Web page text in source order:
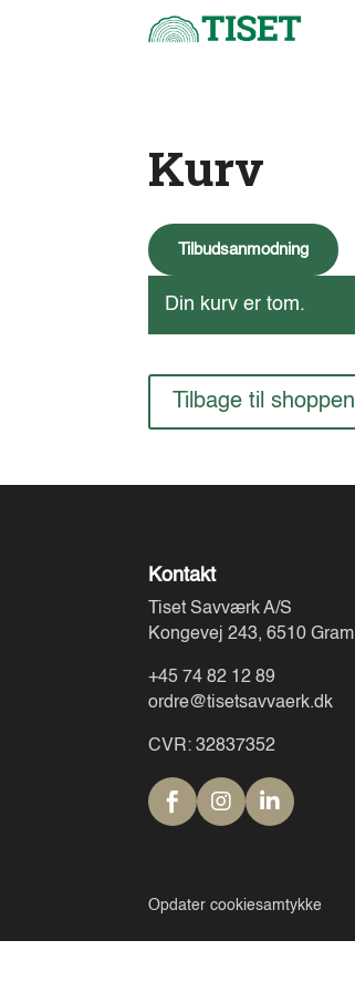
Kurv
Tilbudsanmodning
Din kurv er tom.
Tilbage til shoppen
Kontakt
Tiset Savværk A/S
Kongevej 243, 6510 Gram
+45 74 82 12 89
ordre@tisetsavvaerk.dk
CVR: 32837352
  
Opdater cookiesamtykke